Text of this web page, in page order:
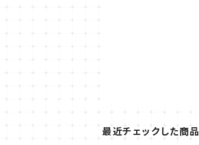
最近チェックした商品